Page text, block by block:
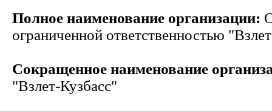
Полное наименование организации:
ограниченной ответственностью
Сокращенное наименование
"Взлет-Кузбасс"